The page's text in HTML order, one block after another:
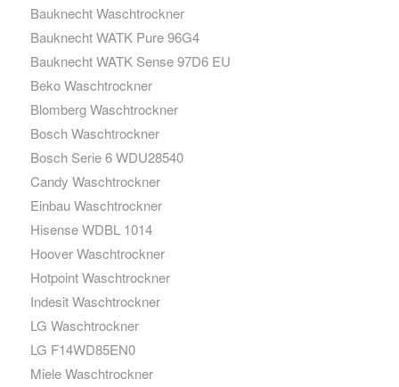
Bauknecht Waschtrockner
Bauknecht WATK Pure 96G4
Bauknecht WATK Sense 97D6 EU
Beko Waschtrockner
Blomberg Waschtrockner
Bosch Waschtrockner
Bosch Serie 6 WDU28540
Candy Waschtrockner
Einbau Waschtrockner
Hisense WDBL 1014
Hoover Waschtrockner
Hotpoint Waschtrockner
Indesit Waschtrockner
LG Waschtrockner
LG F14WD85EN0
Miele Waschtrockner